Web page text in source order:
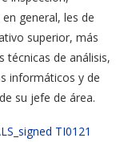
general, les de
superior, más
técnicas de análisis,
informáticos y de
su jefe de área.
TI0121